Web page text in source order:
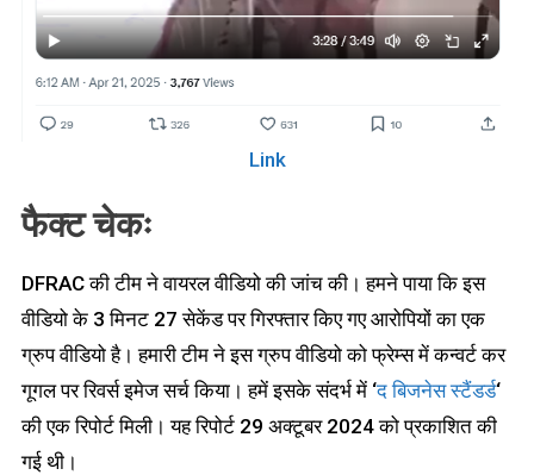
Link
फैक्ट चेकः
DFRAC की टीम ने वायरल वीडियो की जांच की। हमने पाया कि इस
वीडियो के 3 मिनट 27 सेकेंड पर गिरफ्तार किए गए आरोपियों का एक
ग्रुप वीडियो है। हमारी टीम ने इस ग्रुप वीडियो को फ्रेम्स में कन्वर्ट कर
गूगल पर रिवर्स इमेज सर्च किया। हमें इसके संदर्भ में ‘द बिजनेस स्टैंडर्ड‘
की एक रिपोर्ट मिली। यह रिपोर्ट 29 अक्टूबर 2024 को प्रकाशित की
गई थी।